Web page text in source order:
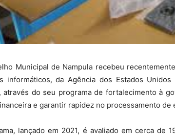
Municipal de Nampula recebeu
informáticos, da Agência dos Estados
através do seu programa de fortalecimento à
e garantir rapidez no processamento de
lançado em 2021, é avaliado em cerca de